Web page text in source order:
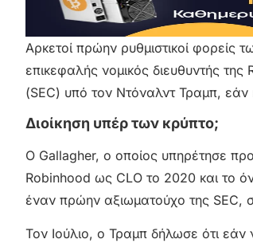
Αρκετοί πρώην ρυθμιστικοί φορείς
επικεφαλής νομικός διευθυντής
(SEC) υπό τον Ντόναλντ Τραμπ, εάν
Διοίκηση υπέρ των κρύπτο;
Ο Gallagher, ο οποίος υπηρέτησε
Robinhood ως CLO το 2020 και το
έναν πρώην αξιωματούχο της SEC,
Τον Ιούλιο, ο Τραμπ δήλωσε ότι εάν